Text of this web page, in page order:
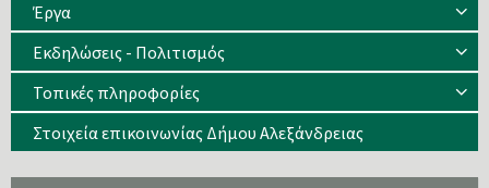
Έργα
Εκδηλώσεις - Πολιτισμός
Τοπικές πληροφορίες
Στοιχεία επικοινωνίας Δήμου Αλεξάνδρειας